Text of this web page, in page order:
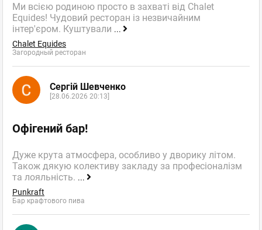
Ми всією родиною просто в захваті від Chalet
Equides! Чудовий ресторан із незвичайним
інтер'єром. Куштували ...
Chalet Equides
Загородный ресторан
Сергій Шевченко
[28.06.2026 20:13]
Офігений бар!
Дуже крута атмосфера, особливо у дворику літом.
Також дякую колективу закладу за професіоналізм
та лояльність. ...
Punkraft
Бар крафтового пива